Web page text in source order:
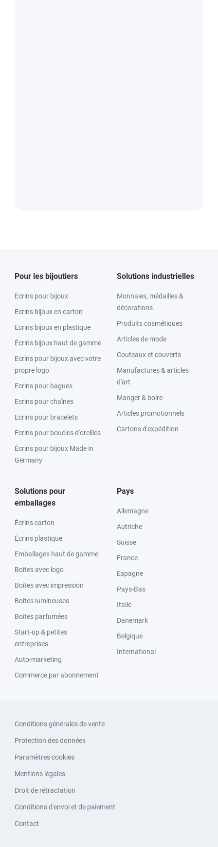
Pour les bijoutiers
Ecrins pour bijoux
Ecrins bijoux en carton
Ecrins bijoux en plastique
Écrins bijoux haut de gamme
Ecrins pour bijoux avec votre
propre logo
Ecrins pour bagues
Ecrins pour chaînes
Ecrins pour bracelets
Ecrins pour boucles d'oreilles
Écrins pour bijoux Made in
Germany
Solutions industrielles
Monnaies, médailles &
décorations
Produits cosmétiques
Articles de mode
Couteaux et couverts
Manufactures & articles
d'art
Manger & boire
Articles promotionnels
Cartons d'expédition
Solutions pour
emballages
Écrins carton
Écrins plastique
Emballages haut de gamme
Boites avec logo
Boites avec impression
Boites lumineuses
Boites parfumées
Start-up & petites
entreprises
Auto-marketing
Commerce par abonnement
Pays
Allemagne
Autriche
Suisse
France
Espagne
Pays-Bas
Italie
Danemark
Belgique
International
Conditions générales de vente
Protection des données
Paramètres cookies
Mentions légales
Droit de rétractation
Conditions d'envoi et de paiement
Contact